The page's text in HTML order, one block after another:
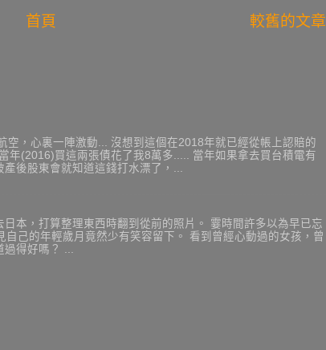
較舊的文章
首頁
空，心裏一陣激動... 沒想到這個在2018年就已經從帳上認賠的
年(2016)買這兩張債花了我8萬多..... 當年如果拿去買台積電有
後股東會就知道這錢打水漂了，...
本，打算整理東西時翻到從前的照片。 霎時間許多以為早已忘
己的年輕歲月竟然少有笑容留下。 看到曾經心動過的女孩，曾
得好嗎？ ...